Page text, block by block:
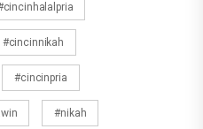
#cincinnikah
#cincinpria
#nikah